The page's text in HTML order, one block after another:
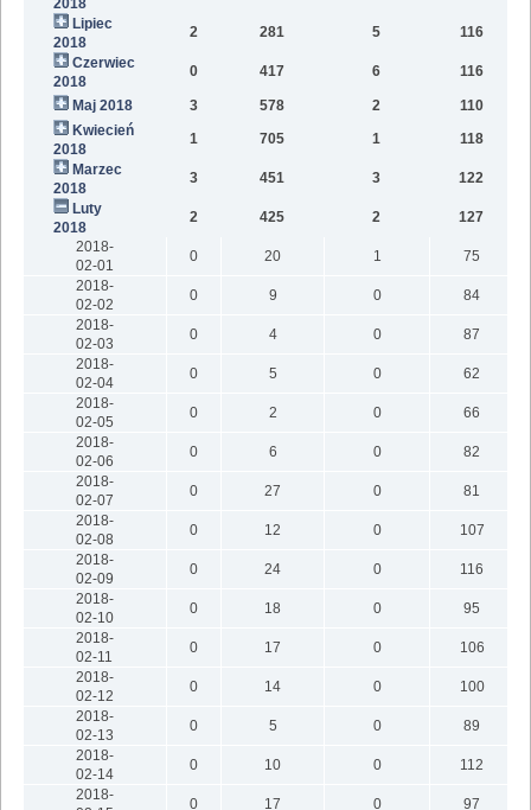
Lipiec
2018
2 281 5
116
Czerwiec
2018
0 417 6 116
Maj 2018 3 578 2
110
Kwiecień
2018
1 705 1
118
Marzec
2018
3 451 3
122
Luty
2018
2 425 2
127
2018-
02-01
0 20 1
75
2018-
02-02
0 9 0
84
2018-
02-03
0 4 0
87
2018-
02-04
0 5 0
62
2018-
02-05
0 2 0
66
2018-
02-06
0 6 0
82
2018-
02-07
0 27 0
81
2018-
02-08
0 12 0
107
2018-
02-09
0 24 0
116
2018-
02-10
0 18 0
95
2018-
02-11
0 17 0
106
2018-
02-12
0 14 0
100
2018-
02-13
0 5 0
89
2018-
02-14
0 10 0
112
2018-
0 17 0
97